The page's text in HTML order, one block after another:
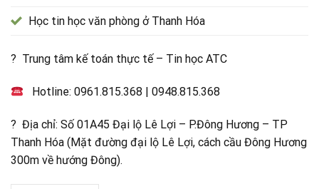
Học tin học văn phòng ở Thanh Hóa
? Trung tâm kế toán thực tế – Tin học ATC
Hotline:0961.815.368 |0948.815.368
? Địa chỉ: Số 01A45 Đại lộ Lê Lợi – P.Đông Hương – TP
Thanh Hóa (Mặt đường đại lộ Lê Lợi, cách cầu Đông Hương
300m về hướng Đông).